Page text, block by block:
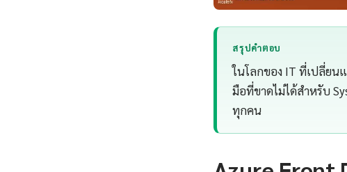
สรุปคำตอบ
ในโลกของ IT ที่เปลี่ยนแ
มือที่ขาดไม่ได้สำหรับ
ทุกคน